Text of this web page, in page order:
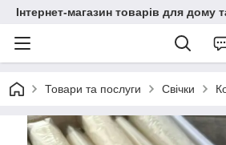
Інтернет-магазин товарів для дому
Товари та послуги Свічки